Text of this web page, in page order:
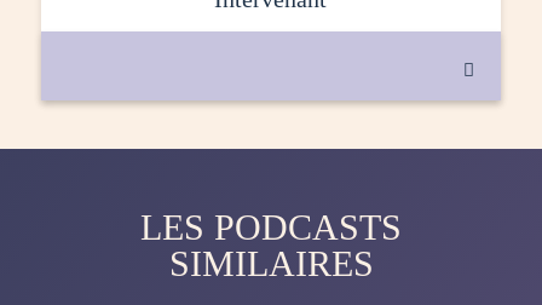

LES PODCASTS
SIMILAIRES